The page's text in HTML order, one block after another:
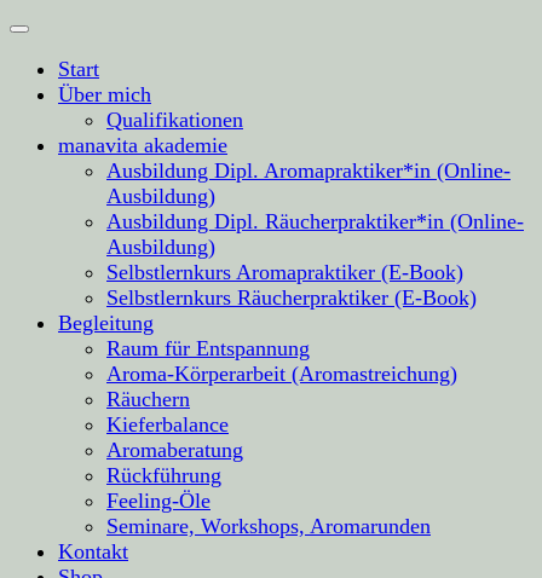
Start
Über mich
Qualifikationen
manavita akademie
Ausbildung Dipl. Aromapraktiker*in (Online-
Ausbildung)
Ausbildung Dipl. Räucherpraktiker*in (Online-
Ausbildung)
Selbstlernkurs Aromapraktiker (E-Book)
Selbstlernkurs Räucherpraktiker (E-Book)
Begleitung
Raum für Entspannung
Aroma-Körperarbeit (Aromastreichung)
Räuchern
Kieferbalance
Aromaberatung
Rückführung
Feeling-Öle
Seminare, Workshops, Aromarunden
Kontakt